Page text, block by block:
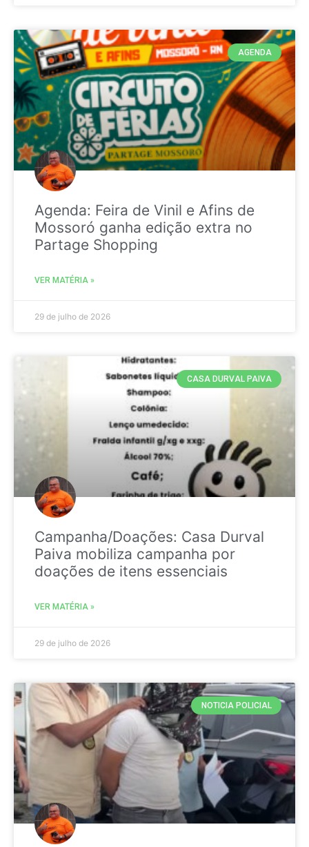
AGENDA
Agenda: Feira de Vinil e Afins de
Mossoró ganha edição extra no
Partage Shopping
VER MATÉRIA »
29 de julho de 2026
CASA DURVAL PAIVA
Campanha/Doações: Casa Durval
Paiva mobiliza campanha por
doações de itens essenciais
VER MATÉRIA »
29 de julho de 2026
NOTICIA POLICIAL